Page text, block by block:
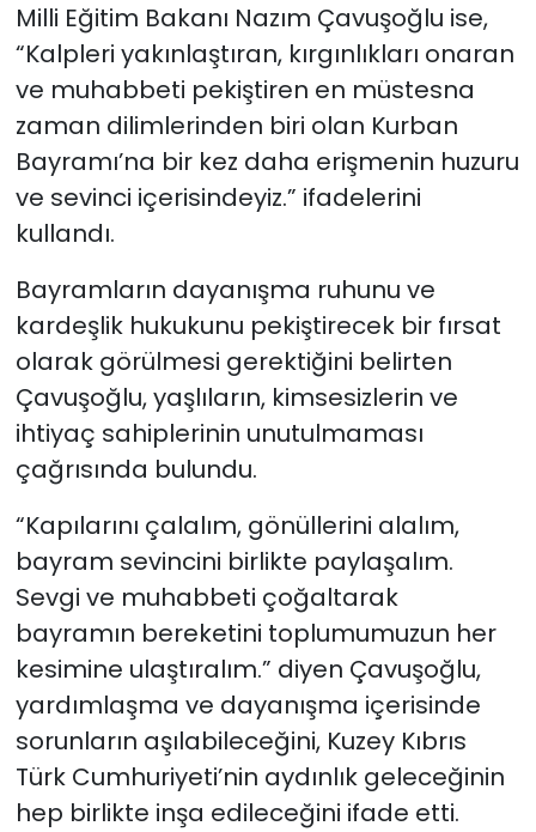
Milli Eğitim Bakanı Nazım Çavuşoğlu ise,
“Kalpleri yakınlaştıran, kırgınlıkları onaran
ve muhabbeti pekiştiren en müstesna
zaman dilimlerinden biri olan Kurban
Bayramı’na bir kez daha erişmenin huzuru
ve sevinci içerisindeyiz.” ifadelerini
kullandı.
Bayramların dayanışma ruhunu ve
kardeşlik hukukunu pekiştirecek bir fırsat
olarak görülmesi gerektiğini belirten
Çavuşoğlu, yaşlıların, kimsesizlerin ve
ihtiyaç sahiplerinin unutulmaması
çağrısında bulundu.
“Kapılarını çalalım, gönüllerini alalım,
bayram sevincini birlikte paylaşalım.
Sevgi ve muhabbeti çoğaltarak
bayramın bereketini toplumumuzun her
kesimine ulaştıralım.” diyen Çavuşoğlu,
yardımlaşma ve dayanışma içerisinde
sorunların aşılabileceğini, Kuzey Kıbrıs
Türk Cumhuriyeti’nin aydınlık geleceğinin
hep birlikte inşa edileceğini ifade etti.